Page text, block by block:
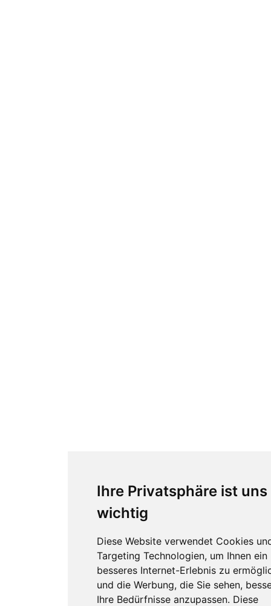
Ihre Privatsphäre ist uns
wichtig
Diese Website verwendet Cookies
Targeting Technologien, um Ihnen ein
besseres Internet-Erlebnis zu
und die Werbung, die Sie sehen,
Ihre Bedürfnisse anzupassen. Diese